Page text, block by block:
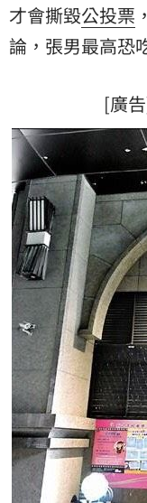
才會撕毀公投票
論，張男最高恐
[廣